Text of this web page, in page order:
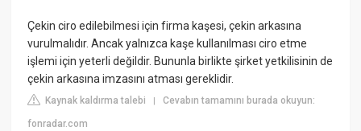
Çekin ciro edilebilmesi için firma kaşesi, çekin arkasına
vurulmalıdır. Ancak yalnızca kaşe kullanılması ciro etme
işlemi için yeterli değildir. Bununla birlikte şirket yetkilisinin de
çekin arkasına imzasını atması gereklidir.
Kaynak kaldırma talebi |Cevabın tamamını burada okuyun:
fonradar.com